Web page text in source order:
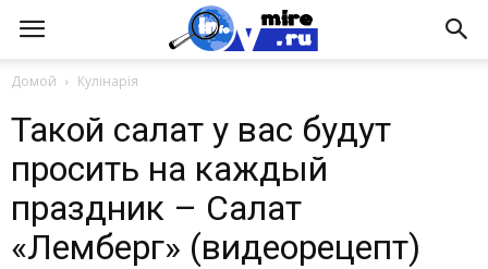
Домой Кулінарія
Такой салат у вас будут
просить на каждый
праздник – Салат
«Лемберг» (видеорецепт)